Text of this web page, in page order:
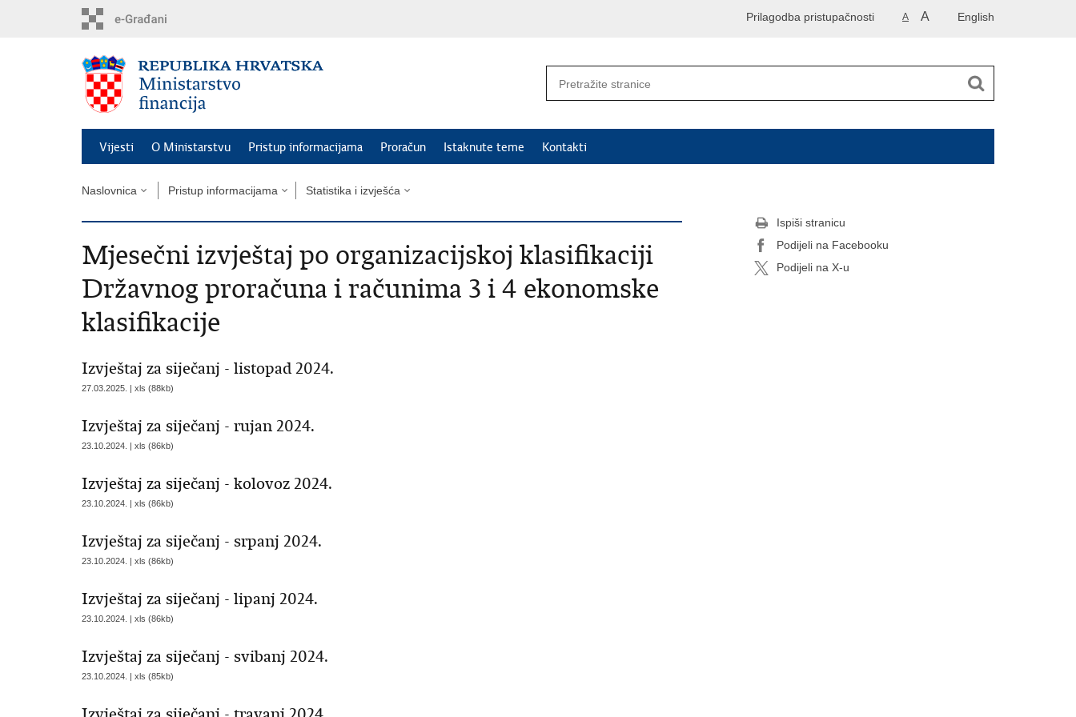
English
A A
Prilagodba pristupačnosti
Vijesti O Ministarstvu Pristup informacijama Proračun Istaknute teme Kontakti
Naslovnica Pristup informacijama Statistika i izvješća
Mjesečni izvještaj po organizacijskoj klasifikaciji
Državnog proračuna i računima 3 i 4 ekonomske
klasifikacije
Izvještaj za siječanj - listopad 2024.
27.03.2025. | xls (88kb)
Izvještaj za siječanj - rujan 2024.
23.10.2024. | xls (86kb)
Izvještaj za siječanj - kolovoz 2024.
23.10.2024. | xls (86kb)
Izvještaj za siječanj - srpanj 2024.
23.10.2024. | xls (86kb)
Izvještaj za siječanj - lipanj 2024.
23.10.2024. | xls (86kb)
Izvještaj za siječanj - svibanj 2024.
23.10.2024. | xls (85kb)
Ispiši stranicu
Podijeli na Facebooku
Podijeli na X-u